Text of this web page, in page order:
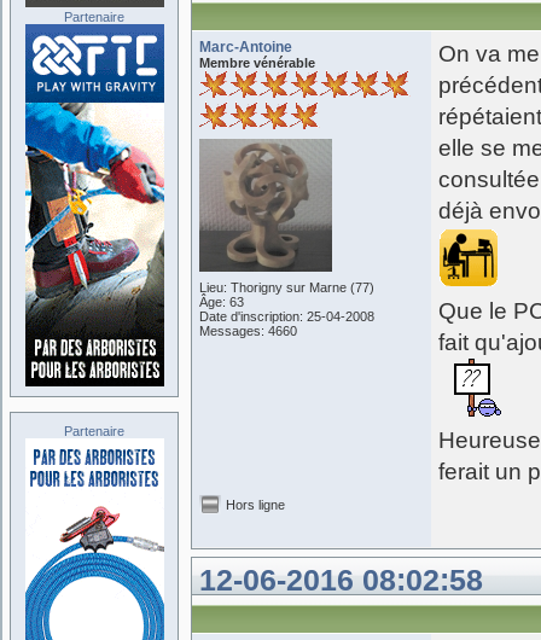
Marc-Antoine
Membre vénérable
Lieu: Thorigny sur Marne (77)
Âge: 63
Date d'inscription: 25-04-2008
Messages: 4660
On va
elle se
déjà
Que le
fait
ferait un
Hors ligne
12-06-2016 08:02:58
Partenaire
Partenaire